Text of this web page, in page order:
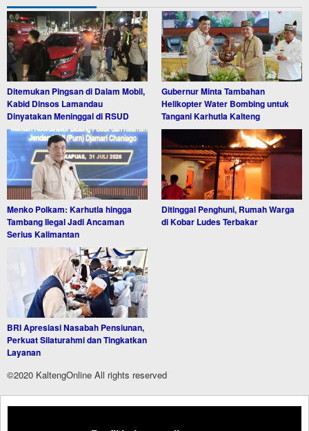
Ditemukan Pingsan di Dalam Mobil,
Kabid Dinsos Lamandau
Dinyatakan Meninggal di RSUD
Gubernur Minta Tambahan
Helikopter Water Bombing untuk
Tangani Karhutla Kalteng
Menko Polkam: Karhutla hingga
Tambang Ilegal Jadi Ancaman
Serius Kalimantan
Ditinggal Penghuni, Rumah Warga
di Kobar Ludes Terbakar
BRI Apresiasi Nasabah Pensiunan,
Perkuat Silaturahmi dan Tingkatkan
Layanan
©2020 KaltengOnline All rights reserved